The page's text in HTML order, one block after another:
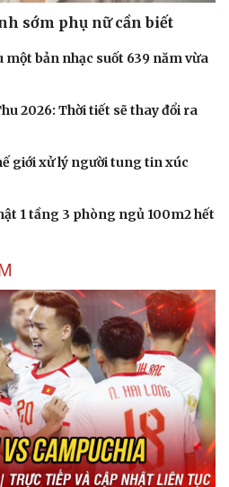
sớm phụ nữ cần biết
một bản nhạc suốt 639 năm vừa
2026: Thời tiết sẽ thay đổi ra
giới xử lý người tung tin xúc
1 tầng 3 phòng ngủ 100m2 hết